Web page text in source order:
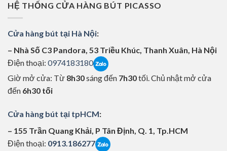
HỆ THỐNG CỬA HÀNG BÚT PICASSO
Cửa hàng bút tại Hà Nội:
– Nhà Số C3 Pandora, 53 Triều Khúc, Thanh Xuân, Hà Nội
Điện thoại: 0974183180
Giờ mở cửa: Từ 8h30sáng đến 7h30tối. Chủ nhật mở cửa
đến 6h30 tối
Cửa hàng bút tại tpHCM:
– 155 Trần Quang Khải, P Tân Định, Q. 1, Tp.HCM
Điện thoại: 0913.186277